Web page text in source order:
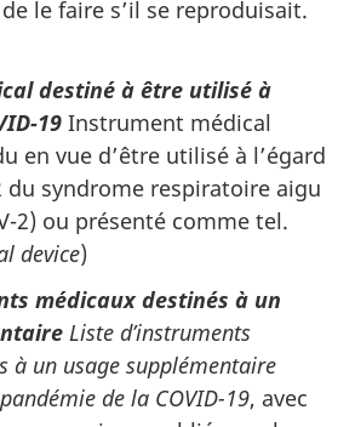
le faire s’il se reproduisait.
destiné à être utilisé à
19 Instrument médical
en vue d’être utilisé à l’égard
du syndrome respiratoire aigu
2) ou présenté comme tel.
device)
médicaux destinés à un
Liste d’instruments
à un usage supplémentaire
de la COVID-19, avec